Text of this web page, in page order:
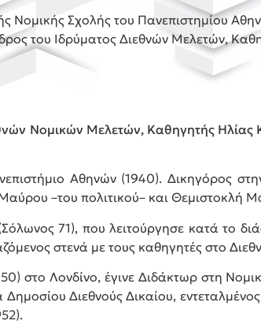
Νομικής Σχολής του Πανεπιστημίου
του Ιδρύματος Διεθνών Μελετών,
Νομικών Μελετών, Καθηγητής
Αθηνών (1940). Δικηγόρος
–του πολιτικού– και Θεμιστοκλή
71), που λειτούργησε κατά το
στενά με τους καθηγητές στο
στο Λονδίνο, έγινε Διδάκτωρ στη
Δημοσίου Διεθνούς Δικαίου,